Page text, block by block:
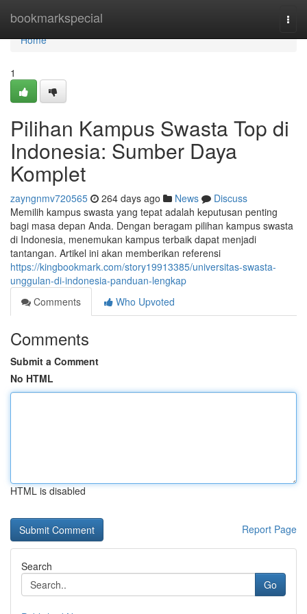
bookmarkspecial
Home
Home
1
Pilihan Kampus Swasta Top di
Indonesia: Sumber Daya
Komplet
zayngnmv720565 264 days ago News
Discuss
Memilih kampus swasta yang tepat adalah keputusan penting
bagi masa depan Anda. Dengan beragam pilihan kampus swasta
di Indonesia, menemukan kampus terbaik dapat menjadi
tantangan. Artikel ini akan memberikan referensi
https://kingbookmark.com/story19913385/universitas-swasta-
unggulan-di-indonesia-panduan-lengkap
Comments
Who Upvoted
Comments
Submit a Comment
No HTML
HTML is disabled
Report Page
Search
Go